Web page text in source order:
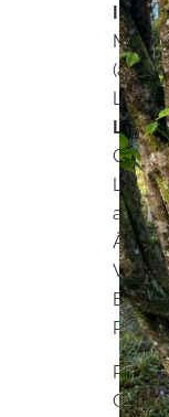
Les
Les
Cette
Le
À la
Pour
CH